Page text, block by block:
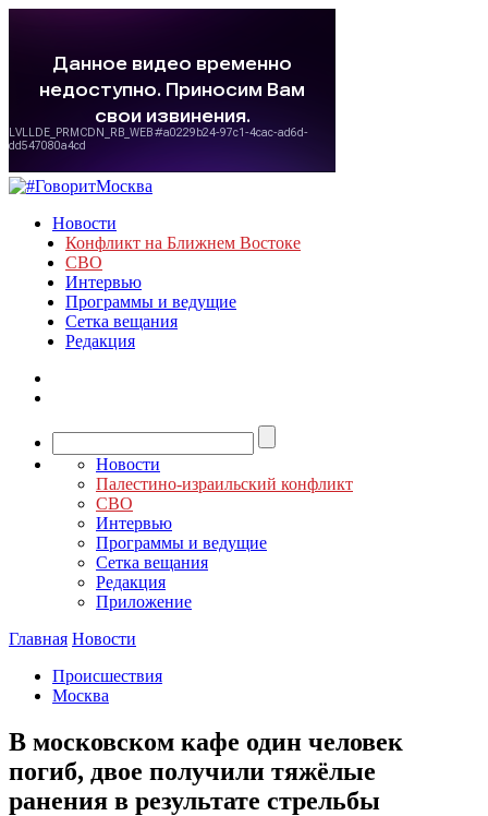
Новости
Конфликт на Ближнем Востоке
СВО
Интервью
Программы и ведущие
Сетка вещания
Редакция
Новости
Палестино-израильский конфликт
СВО
Интервью
Программы и ведущие
Сетка вещания
Редакция
Приложение
Главная Новости
Происшествия
Москва
В московском кафе один человек
погиб, двое получили тяжёлые
ранения в результате стрельбы